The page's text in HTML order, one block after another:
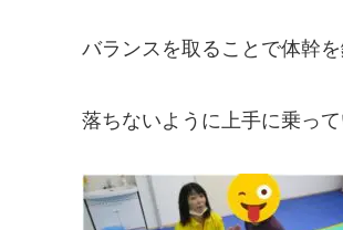
バランスを取ることで体幹
落ちないように上手に乗っ